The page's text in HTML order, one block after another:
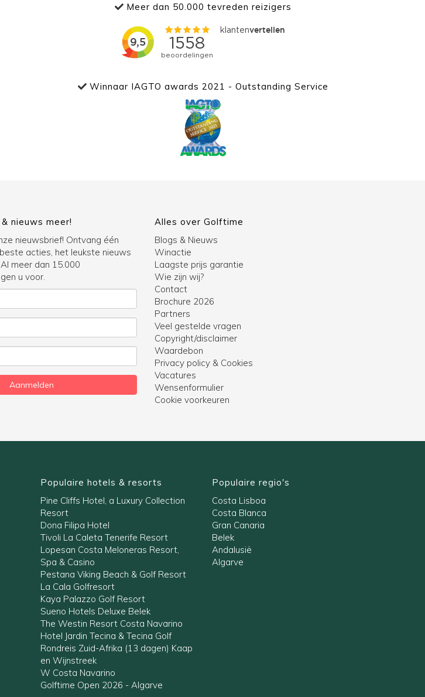
Meer dan 50.000 tevreden reizigers
Winnaar IAGTO awards 2021 - Outstanding Service
nieuws meer!
nieuwsbrief! Ontvang één
acties, het leukste nieuws
meer dan 15.000
u voor.
Aanmelden
Alles over Golftime
Blogs & Nieuws
Winactie
Laagste prijs garantie
Wie zijn wij?
Contact
Brochure 2026
Partners
Veel gestelde vragen
Copyright/disclaimer
Waardebon
Privacy policy & Cookies
Vacatures
Wensenformulier
Cookie voorkeuren
Populaire hotels & resorts
Pine Cliffs Hotel, a Luxury Collection
Resort
Dona Filipa Hotel
Tivoli La Caleta Tenerife Resort
Lopesan Costa Meloneras Resort,
Spa & Casino
Pestana Viking Beach & Golf Resort
La Cala Golfresort
Kaya Palazzo Golf Resort
Sueno Hotels Deluxe Belek
The Westin Resort Costa Navarino
Hotel Jardin Tecina & Tecina Golf
Rondreis Zuid-Afrika (13 dagen) Kaap
en Wijnstreek
W Costa Navarino
Golftime Open 2026 - Algarve
Populaire regio's
Costa Lisboa
Costa Blanca
Gran Canaria
Belek
Andalusië
Algarve